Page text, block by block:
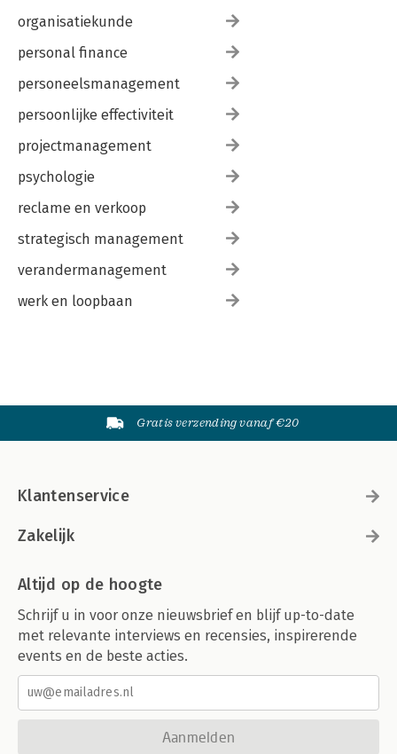
organisatiekunde
personal finance
personeelsmanagement
persoonlijke effectiviteit
projectmanagement
psychologie
reclame en verkoop
strategisch management
verandermanagement
werk en loopbaan
Gratis verzending vanaf €20
Klantenservice
Zakelijk
Altijd op de hoogte
Schrijf u in voor onze nieuwsbrief en blijf up-to-date
met relevante interviews en recensies, inspirerende
events en de beste acties.
Aanmelden